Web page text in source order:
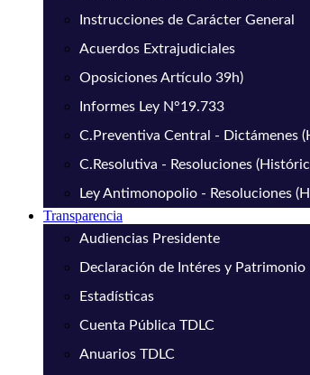
Instrucciones de Carácter General
Acuerdos Extrajudiciales
Oposiciones Artículo 39h)
Informes Ley N°19.733
C.Preventiva Central - Dictámenes
C.Resolutiva - Resoluciones
Ley Antimonopolio - Resoluciones
Transparencia
Audiencias Presidente
Declaración de Intéres y Patrimonio
Estadísticas
Cuenta Pública TDLC
Anuarios TDLC